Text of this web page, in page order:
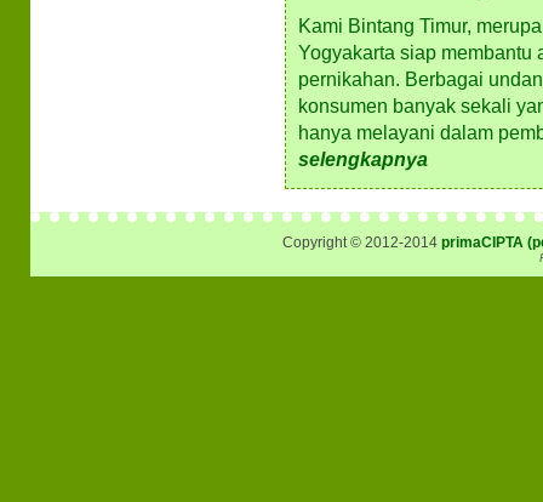
Kami Bintang Timur,
Yogyakarta siap membantu
pernikahan. Berbagai
konsumen banyak sekali
hanya melayani dalam
selengkapnya
Copyright © 2012-2014 primaCIPTA